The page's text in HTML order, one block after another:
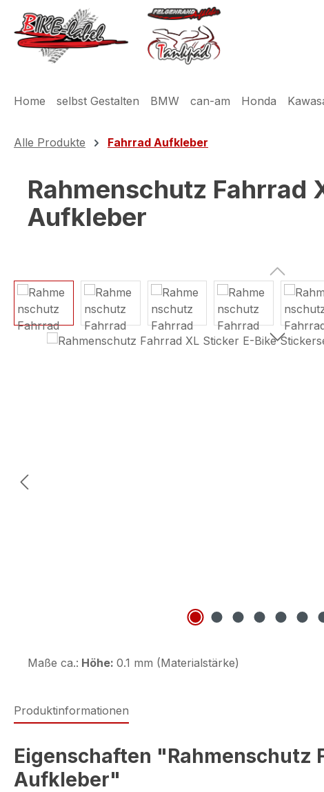
Hauptinhalt springen
Zur Suche springen
Zur Hauptnavigation springen
Home selbst Gestalten BMW can-am Honda
Alle Produkte Fahrrad Aufkleber
Rahmenschutz Fahrrad
Aufkleber
Bildergalerie überspringen
Maße ca.: Höhe: 0.1 mm (Materialstärke)
Produktinformationen
Eigenschaften "Rahmenschutz
Aufkleber"